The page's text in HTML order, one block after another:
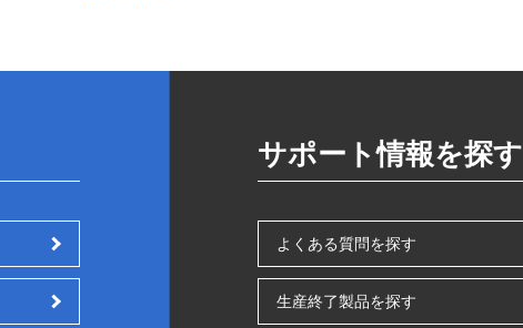
サポート情報を探す
よくある質問を探す
生産終了製品を探す